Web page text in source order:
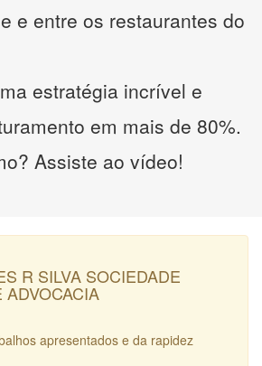
e entre os restaurantes do
estratégia incrível e
em mais de 80%.
Assiste ao vídeo!
R SILVA SOCIEDADE
apresentados e da rapidez